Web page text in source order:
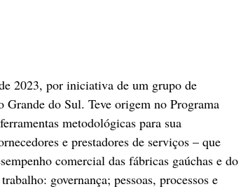
2023, por iniciativa de um grupo de
Grande do Sul. Teve origem no Programa
metodológicas para sua
e prestadores de serviços – que
comercial das fábricas gaúchas e do
governança; pessoas, processos e